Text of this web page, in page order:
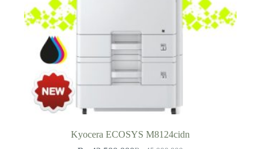
Kyocera ECOSYS M8124cidn